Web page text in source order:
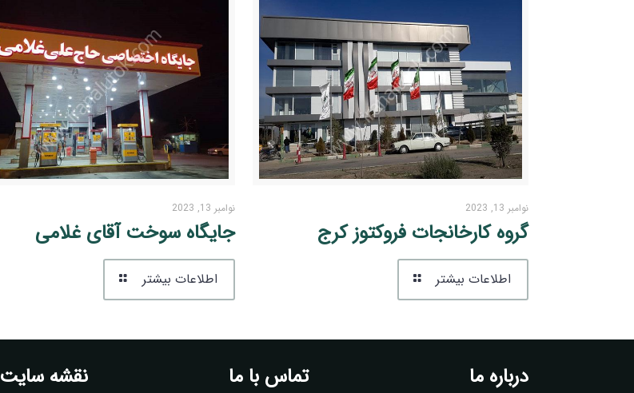
نوامبر 13, 2023
گروه کارخانجات فروکتوز کرج
اطلاعات بیشتر
نوامبر 13, 2023
جایگاه سوخت آقای غلامی
اطلاعات بیشتر
درباره ما تماس با ما نقشه سایت